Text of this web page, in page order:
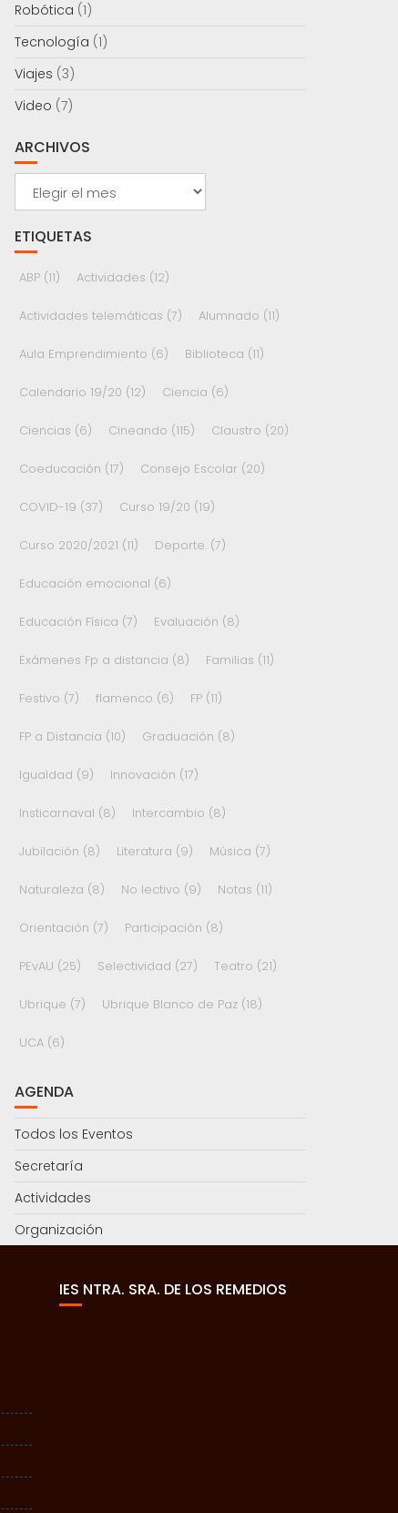
Robótica (1)
Tecnología (1)
Viajes (3)
Video (7)
ARCHIVOS
Archivos
ETIQUETAS
ABP(11) Actividades (12)
Actividades telemáticas (7) Alumnado (11)
Aula Emprendimiento (6) Biblioteca (11)
Calendario 19/20 (12) Ciencia (6)
Ciencias (6) Cineando (115) Claustro (20)
Coeducación (17) Consejo Escolar (20)
COVID-19 (37) Curso 19/20 (19)
Curso 2020/2021 (11) Deporte.(7)
Educación emocional (6)
Educación Física (7) Evaluación (8)
Exámenes Fp a distancia (8) Familias (11)
Festivo (7) flamenco (6) FP(11)
FP a Distancia (10) Graduación (8)
Igualdad (9) Innovación (17)
Insticarnaval (8) Intercambio (8)
Jubilación (8) Literatura (9) Música (7)
Naturaleza (8) No lectivo (9) Notas (11)
Orientación (7) Participación (8)
PEvAU (25) Selectividad (27) Teatro (21)
Ubrique (7) Ubrique Blanco de Paz(18)
UCA(6)
AGENDA
Todos los Eventos
Secretaría
Actividades
Organización
IES NTRA. SRA. DE LOS REMEDIOS